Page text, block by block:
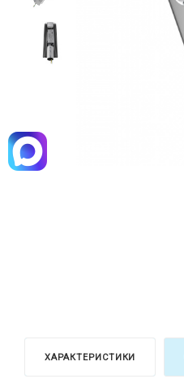
ХАРАКТЕРИСТИКИ